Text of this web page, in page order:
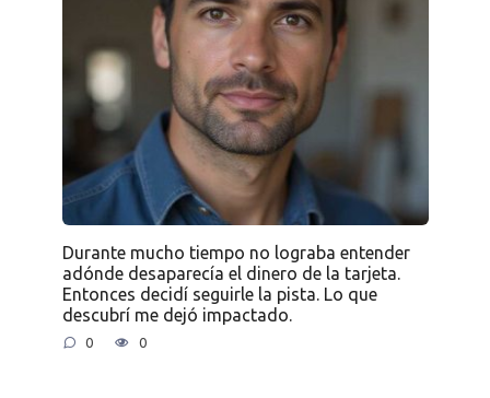
Durante mucho tiempo no lograba entender
adónde desaparecía el dinero de la tarjeta.
Entonces decidí seguirle la pista. Lo que
descubrí me dejó impactado.
0 0